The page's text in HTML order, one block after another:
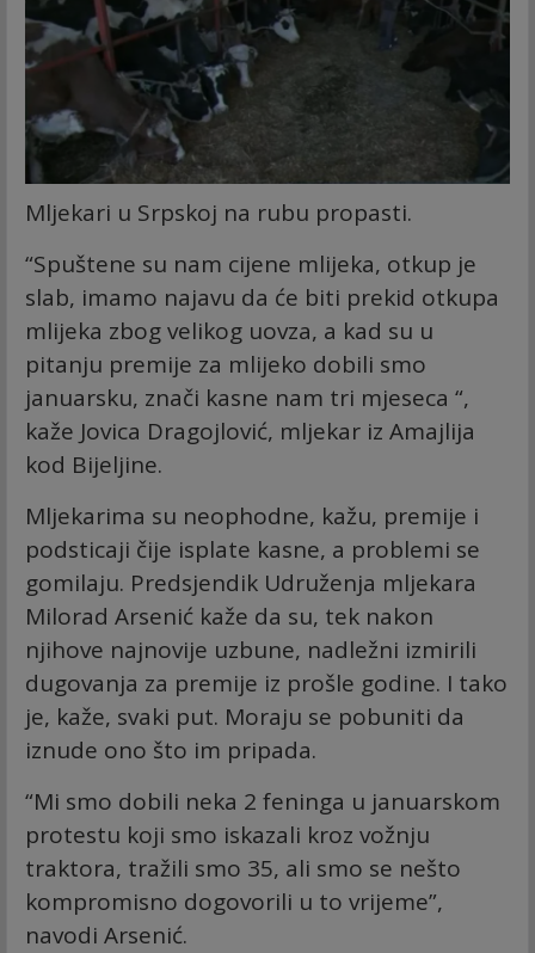
Mljekari u Srpskoj na rubu propasti.
“Spuštene su nam cijene mlijeka, otkup je
slab, imamo najavu da će biti prekid otkupa
mlijeka zbog velikog uovza, a kad su u
pitanju premije za mlijeko dobili smo
januarsku, znači kasne nam tri mjeseca “,
kaže Jovica Dragojlović, mljekar iz Amajlija
kod Bijeljine.
Mljekarima su neophodne, kažu, premije i
podsticaji čije isplate kasne, a problemi se
gomilaju. Predsjendik Udruženja mljekara
Milorad Arsenić kaže da su, tek nakon
njihove najnovije uzbune, nadležni izmirili
dugovanja za premije iz prošle godine. I tako
je, kaže, svaki put. Moraju se pobuniti da
iznude ono što im pripada.
“Mi smo dobili neka 2 feninga u januarskom
protestu koji smo iskazali kroz vožnju
traktora, tražili smo 35, ali smo se nešto
kompromisno dogovorili u to vrijeme”,
navodi Arsenić.